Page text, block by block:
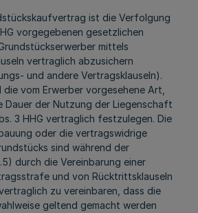
ist die Verfolgung
vorgegebenen gesetzlichen
mittels
vertraglich abzusichern
und andere Vertragsklauseln).
die vom Erwerber vorgesehene Art,
Dauer der Nutzung der Liegenschaft
3 HHG vertraglich festzulegen. Die
oder die vertragswidrige
sind während der
durch die Vereinbarung einer
und von Rücktrittsklauseln
zu vereinbaren, dass die
geltend gemacht werden